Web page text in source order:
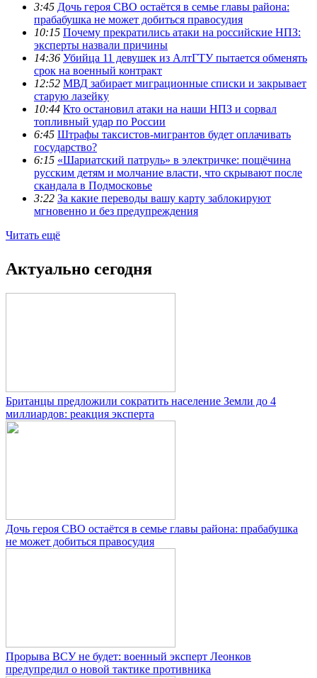
3:45 Дочь героя СВО остаётся в семье главы района:
прабабушка не может добиться правосудия
10:15 Почему прекратились атаки на российские НПЗ:
эксперты назвали причины
14:36 Убийца 11 девушек из АлтГТУ пытается обменять
срок на военный контракт
12:52 МВД забирает миграционные списки и закрывает
старую лазейку
10:44 Кто остановил атаки на наши НПЗ и сорвал
топливный удар по России
6:45 Штрафы таксистов-мигрантов будет оплачивать
государство?
6:15 «Шариатский патруль» в электричке: пощёчина
русским детям и молчание власти, что скрывают после
скандала в Подмосковье
3:22 За какие переводы вашу карту заблокируют
мгновенно и без предупреждения
Читать ещё
Актуально сегодня
Британцы предложили сократить население Земли до 4
миллиардов: реакция эксперта
Дочь героя СВО остаётся в семье главы района: прабабушка
не может добиться правосудия
Прорыва ВСУ не будет: военный эксперт Леонков
предупредил о новой тактике противника